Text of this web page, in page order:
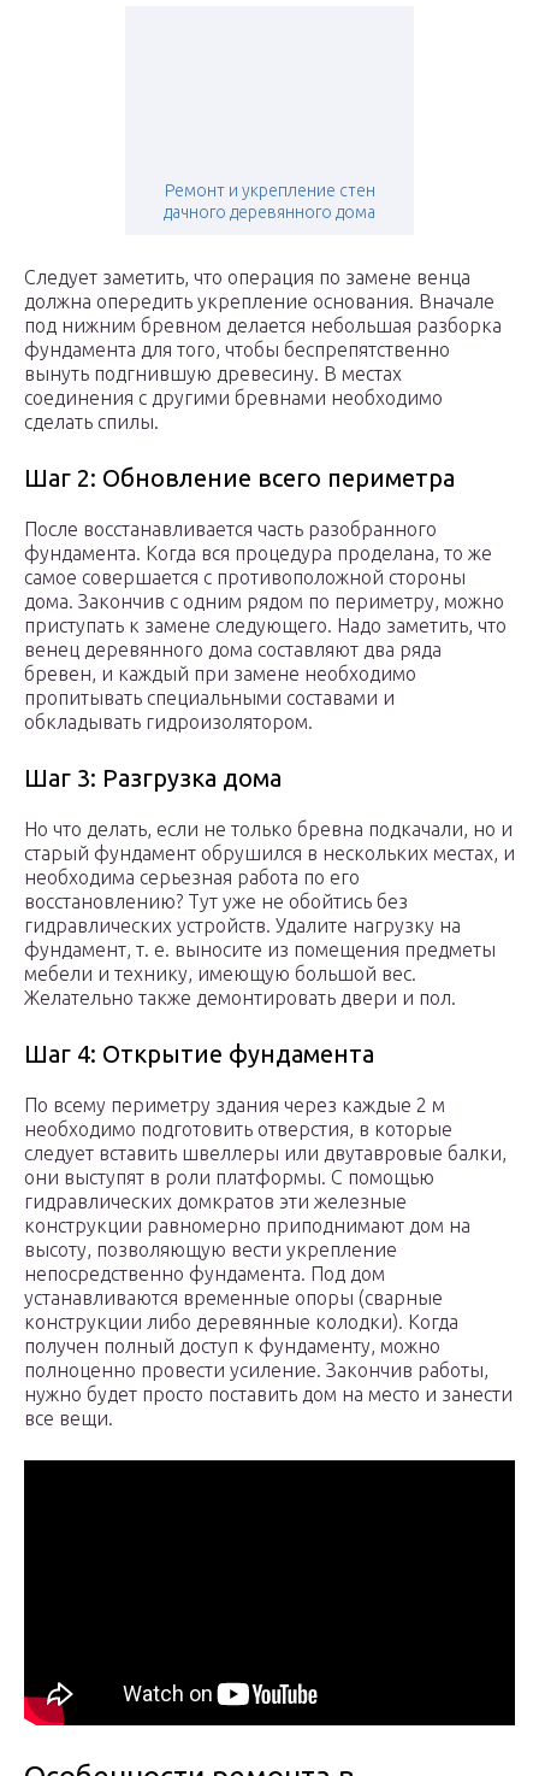
Ремонт и укрепление стен
дачного деревянного дома
Следует заметить, что операция по замене венца
должна опередить укрепление основания. Вначале
под нижним бревном делается небольшая разборка
фундамента для того, чтобы беспрепятственно
вынуть подгнившую древесину. В местах
соединения с другими бревнами необходимо
сделать спилы.
Шаг 2: Обновление всего периметра
После восстанавливается часть разобранного
фундамента. Когда вся процедура проделана, то же
самое совершается с противоположной стороны
дома. Закончив с одним рядом по периметру, можно
приступать к замене следующего. Надо заметить, что
венец деревянного дома составляют два ряда
бревен, и каждый при замене необходимо
пропитывать специальными составами и
обкладывать гидроизолятором.
Шаг 3: Разгрузка дома
Но что делать, если не только бревна подкачали, но и
старый фундамент обрушился в нескольких местах, и
необходима серьезная работа по его
восстановлению? Тут уже не обойтись без
гидравлических устройств. Удалите нагрузку на
фундамент, т. е. выносите из помещения предметы
мебели и технику, имеющую большой вес.
Желательно также демонтировать двери и пол.
Шаг 4: Открытие фундамента
По всему периметру здания через каждые 2 м
необходимо подготовить отверстия, в которые
следует вставить швеллеры или двутавровые балки,
они выступят в роли платформы. С помощью
гидравлических домкратов эти железные
конструкции равномерно приподнимают дом на
высоту, позволяющую вести укрепление
непосредственно фундамента. Под дом
устанавливаются временные опоры (сварные
конструкции либо деревянные колодки). Когда
получен полный доступ к фундаменту, можно
полноценно провести усиление. Закончив работы,
нужно будет просто поставить дом на место и занести
все вещи.